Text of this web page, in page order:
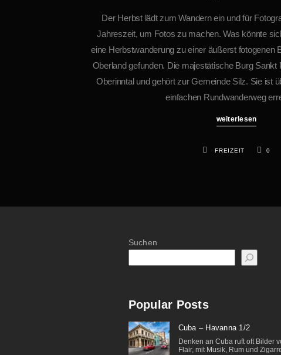
Der Herbst lädt zum Wandern ein und für
Jahreszeit, um Fotos zu machen. Was könnte
eine Herbstwanderung zu einer äußerst fotogenen
Oberland gefunden. Die majestätische Burg Sankt
Oberinntal und gehört zur Gemeinde Silz. Sie ist
einfachen Rundwanderweg
weiterlesen
FREIZEIT 0
Suchen
Popular Posts
Cuba – Havanna 1/2
Denken an Cuba ruft oft Bilder
Flair, mit Musik, Rum und